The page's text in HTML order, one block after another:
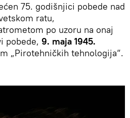
75. godišnjici pobede nad
ratu,
po uzoru na onaj
pobede, 9. maja 1945.
„Pirotehničkih tehnologija“.